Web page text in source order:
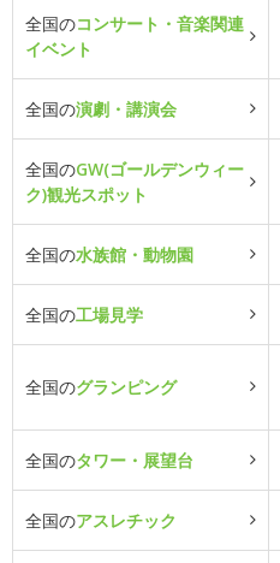
全国のコンサート・音楽関連
イベント
全国の演劇・講演会
全国のGW(ゴールデンウィー
ク)観光スポット
全国の水族館・動物園
全国の工場見学
全国のグランピング
全国のタワー・展望台
全国のアスレチック